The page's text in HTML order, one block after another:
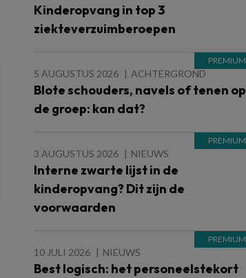
Kinderopvang in top 3
ziekteverzuimberoepen
5 AUGUSTUS 2026 ACHTERGROND
Blote schouders, navels of tenen op
de groep: kan dat?
3 AUGUSTUS 2026 NIEUWS
Interne zwarte lijst in de
kinderopvang? Dit zijn de
voorwaarden
10 JULI 2026 NIEUWS
Best logisch: het personeelstekort